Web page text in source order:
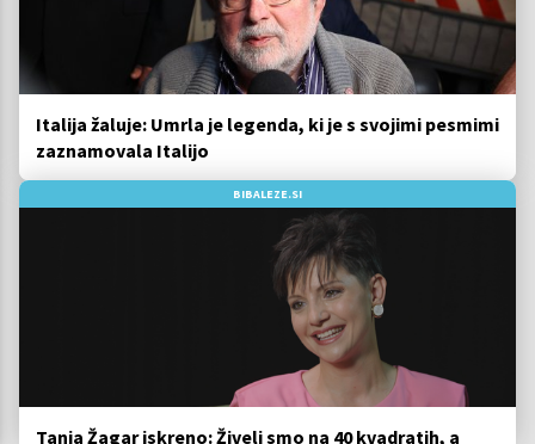
Italija žaluje: Umrla je legenda, ki je s svojimi pesmimi
zaznamovala Italijo
BIBALEZE.SI
Tanja Žagar iskreno: Živeli smo na 40 kvadratih, a